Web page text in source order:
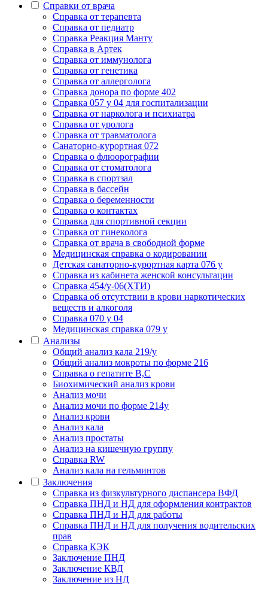
Справки от врача
Справка от терапевта
Справка от педиатр
Cправка Реакция Манту
Cправка в Артек
Cправка от иммунолога
Cправка от генетика
Cправка от аллерголога
Cправка донора по форме 402
Cправка 057 у 04 для госпитализации
Справка от нарколога и психиатра
Cправка от уролога
Справка от травматолога
Санаторно-курортная 072
Справка о флюорографии
Справка от стоматолога
Справка в спортзал
Справка в бассейн
Справка о беременности
Справка о контактах
Справка для спортивной секции
Справка от гинеколога
Справка от врача в свободной форме
Медицинская справка о кодировании
Детская санаторно-курортная карта 076 у
Справка из кабинета женской консультации
Справка 454/у-06(ХТИ)
Справка об отсутствии в крови наркотических
веществ и алкоголя
Справка 070 у 04
Медицинская справка 079 у
Анализы
Общий анализ кала 219/у
Общий анализ мокроты по форме 216
Справка о гепатите B,C
Биохимический анализ крови
Анализ мочи
Анализ мочи по форме 214у
Анализ крови
Анализ кала
Анализ простаты
Анализ на кишечную группу
Справка RW
Анализ кала на гельминтов
Заключения
Cправка из физкультурного диспансера ВФД
Справка ПНД и НД для оформления контрактов
Справка ПНД и НД для работы
Справка ПНД и НД для получения водительских
прав
Справка КЭК
Заключение ПНД
Заключение КВД
Заключение из НД